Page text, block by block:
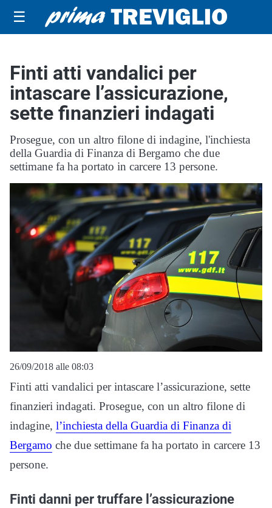
☰
Finti atti vandalici per
intascare l’assicurazione,
sette finanzieri indagati
Prosegue, con un altro filone di indagine, l'inchiesta
della Guardia di Finanza di Bergamo che due
settimane fa ha portato in carcere 13 persone.
26/09/2018 alle 08:03
Finti atti vandalici per intascare l’assicurazione, sette
finanzieri indagati. Prosegue, con un altro filone di
indagine, l’inchiesta della Guardia di Finanza di
Bergamo che due settimane fa ha portato in carcere 13
persone.
Finti danni per truffare l’assicurazione